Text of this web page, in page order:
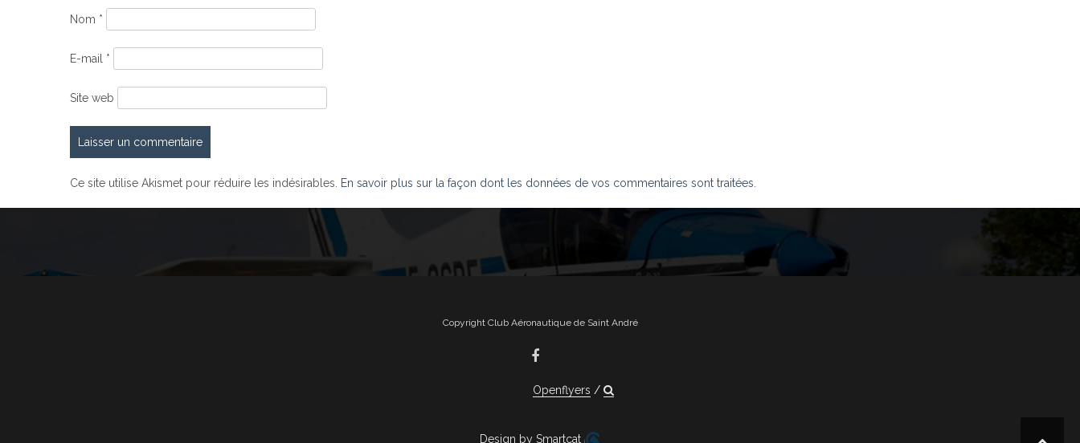
Nom *
E-mail *
Site web
Ce site utilise Akismet pour réduire les indésirables. En savoir plus sur la façon dont les données de vos commentaires sont traitées.
Copyright Club Aéronautique de Saint André
Openflyers
Design by Smartcat